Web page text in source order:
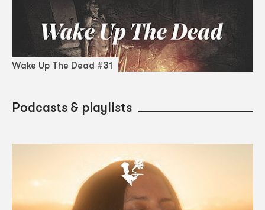
Wake Up The Dead #31
Podcasts & playlists